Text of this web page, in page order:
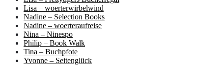
Lisa – woerterwirbelwind
Nadine – Selection Books
Nadine – woerteraufreise
Nina – Ninespo
Philip – Book Walk
Tina – Buchpfote
Yvonne – Seitenglück